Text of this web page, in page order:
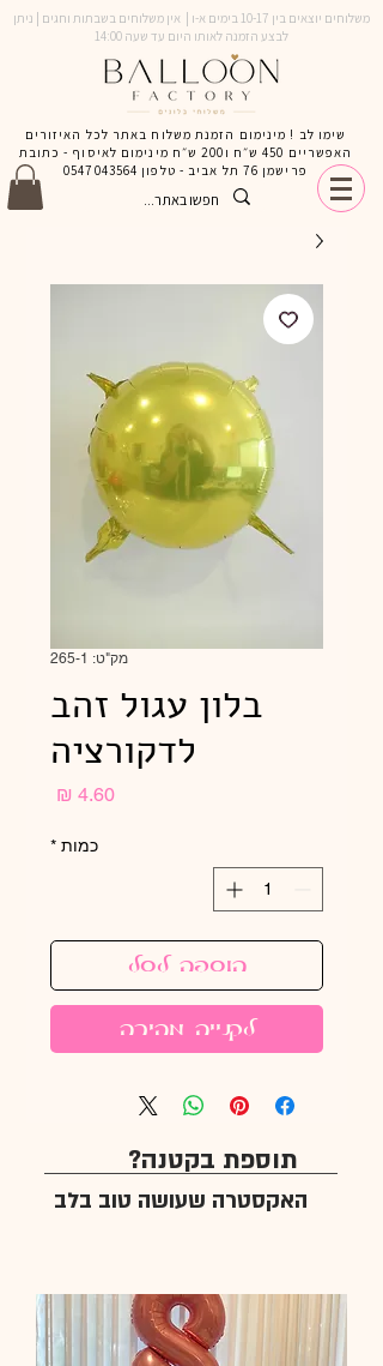
משלוחים יוצאים בין 10-17 בימים א-ו | אין משלוחים בשבתות וחגים | ניתן
לבצע הזמנה לאותו היום עד שעה 14:00
שימו לב ! מינימום הזמנת משלוח באתר לכל האיזורים
האפשריים 450 ש״ח ו200 ש״ח מינימום לאיסוף - כתובת
פרישמן 76 תל אביב - טלפון
0547043564
מק"ט: 265-1
בלון עגול זהב
לדקורציה
כמות *
הוספה לסל
לקנייה מהירה
תוספת בקטנה?
האקסטרה שעושה טוב בלב